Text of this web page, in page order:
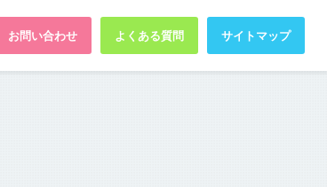
お問い合わせ よくある質問 サイトマップ